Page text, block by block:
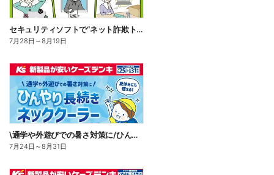
セキュリティソフトで“ネット詐欺トラブル”から守る!
7月28日 ～8月19日
\通学や外遊びでの暑さ対策に/ひんやり長続きネッククーラー
7月24日 ～8月31日